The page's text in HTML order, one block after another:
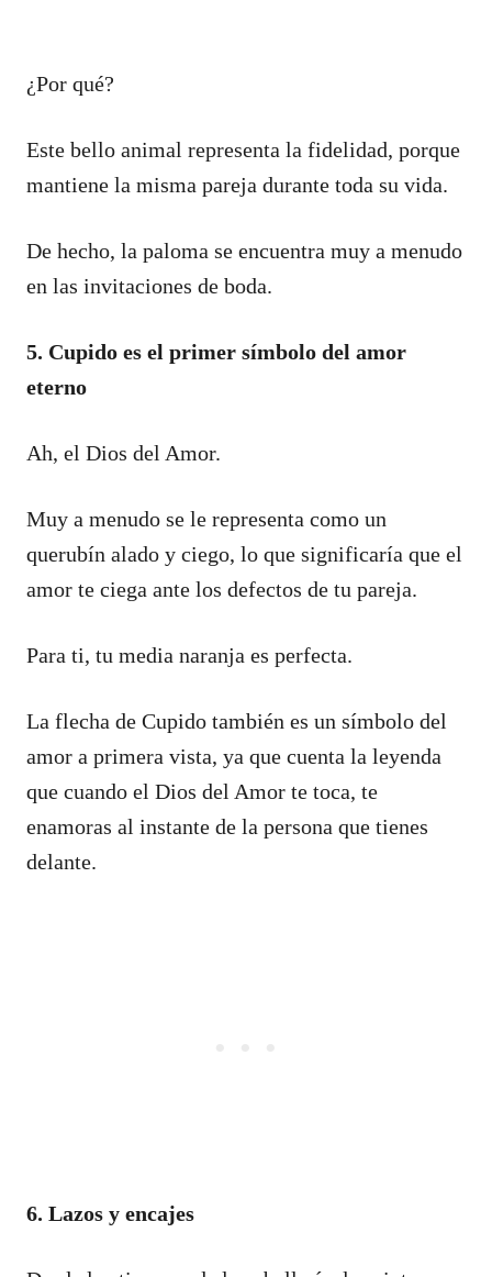
¿Por qué?
Este bello animal representa la fidelidad, porque
mantiene la misma pareja durante toda su vida.
De hecho, la paloma se encuentra muy a menudo
en las invitaciones de boda.
5. Cupido es el primer símbolo del amor
eterno
Ah, el Dios del Amor.
Muy a menudo se le representa como un
querubín alado y ciego, lo que significaría que el
amor te ciega ante los defectos de tu pareja.
Para ti, tu media naranja es perfecta.
La flecha de Cupido también es un símbolo del
amor a primera vista, ya que cuenta la leyenda
que cuando el Dios del Amor te toca, te
enamoras al instante de la persona que tienes
delante.
6. Lazos y encajes